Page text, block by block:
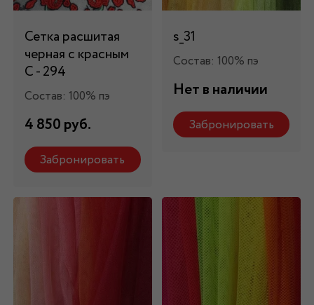
Сетка расшитая
черная с красным
C - 294
Состав: 100% пэ
4 850 руб.
Забронировать
s_31
Состав: 100% пэ
Нет в наличии
Забронировать